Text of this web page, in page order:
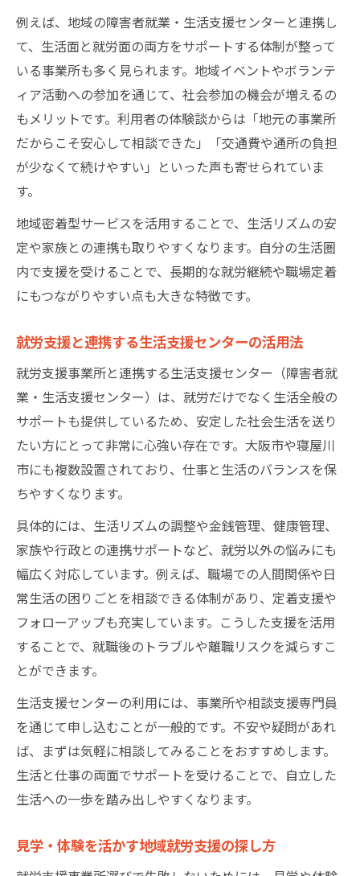
例えば、地域の障害者就業・生活支援センターと連携し
て、生活面と就労面の両方をサポートする体制が整って
いる事業所も多く見られます。地域イベントやボランテ
ィア活動への参加を通じて、社会参加の機会が増えるの
もメリットです。利用者の体験談からは「地元の事業所
だからこそ安心して相談できた」「交通費や通所の負担
が少なくて続けやすい」といった声も寄せられていま
す。
地域密着型サービスを活用することで、生活リズムの安
定や家族との連携も取りやすくなります。自分の生活圏
内で支援を受けることで、長期的な就労継続や職場定着
にもつながりやすい点も大きな特徴です。
就労支援と連携する生活支援センターの活用法
就労支援事業所と連携する生活支援センター（障害者就
業・生活支援センター）は、就労だけでなく生活全般の
サポートも提供しているため、安定した社会生活を送り
たい方にとって非常に心強い存在です。大阪市や寝屋川
市にも複数設置されており、仕事と生活のバランスを保
ちやすくなります。
具体的には、生活リズムの調整や金銭管理、健康管理、
家族や行政との連携サポートなど、就労以外の悩みにも
幅広く対応しています。例えば、職場での人間関係や日
常生活の困りごとを相談できる体制があり、定着支援や
フォローアップも充実しています。こうした支援を活用
することで、就職後のトラブルや離職リスクを減らすこ
とができます。
生活支援センターの利用には、事業所や相談支援専門員
を通じて申し込むことが一般的です。不安や疑問があれ
ば、まずは気軽に相談してみることをおすすめします。
生活と仕事の両面でサポートを受けることで、自立した
生活への一歩を踏み出しやすくなります。
見学・体験を活かす地域就労支援の探し方